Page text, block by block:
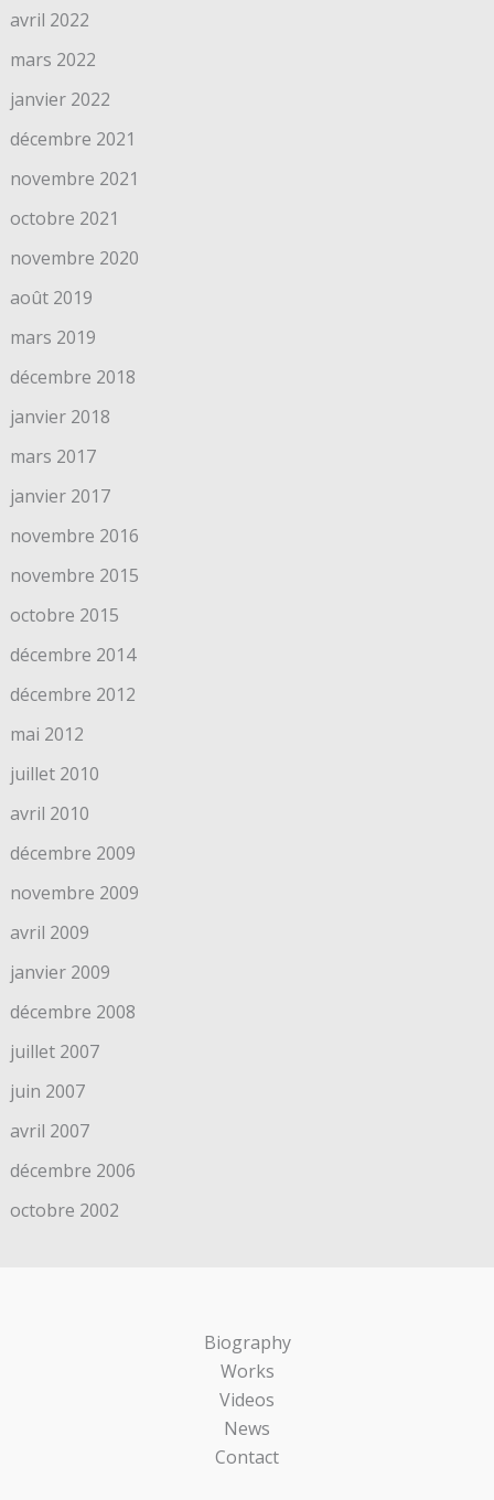
avril 2022
mars 2022
janvier 2022
décembre 2021
novembre 2021
octobre 2021
novembre 2020
août 2019
mars 2019
décembre 2018
janvier 2018
mars 2017
janvier 2017
novembre 2016
novembre 2015
octobre 2015
décembre 2014
décembre 2012
mai 2012
juillet 2010
avril 2010
décembre 2009
novembre 2009
avril 2009
janvier 2009
décembre 2008
juillet 2007
juin 2007
avril 2007
décembre 2006
octobre 2002
Biography
Works
Videos
News
Contact